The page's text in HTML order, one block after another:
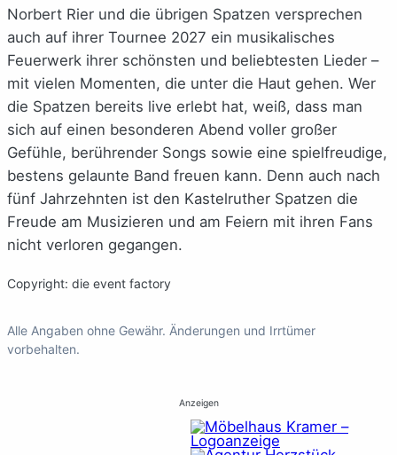
Norbert Rier und die übrigen Spatzen versprechen
auch auf ihrer Tournee 2027 ein musikalisches
Feuerwerk ihrer schönsten und beliebtesten Lieder –
mit vielen Momenten, die unter die Haut gehen. Wer
die Spatzen bereits live erlebt hat, weiß, dass man
sich auf einen besonderen Abend voller großer
Gefühle, berührender Songs sowie eine spielfreudige,
bestens gelaunte Band freuen kann. Denn auch nach
fünf Jahrzehnten ist den Kastelruther Spatzen die
Freude am Musizieren und am Feiern mit ihren Fans
nicht verloren gegangen.
Copyright: die event factory
Alle Angaben ohne Gewähr. Änderungen und Irrtümer
vorbehalten.
Anzeigen